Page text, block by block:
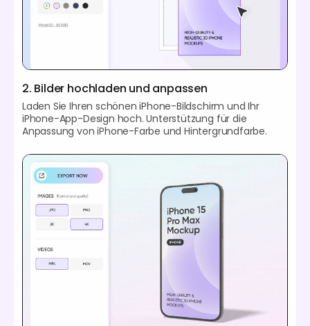
2. Bilder hochladen und anpassen
Laden Sie Ihren schönen iPhone-Bildschirm und Ihr
iPhone-App-Design hoch. Unterstützung für die
Anpassung von iPhone-Farbe und Hintergrundfarbe.